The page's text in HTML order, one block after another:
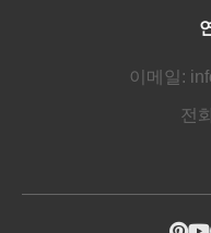
이메일:
전